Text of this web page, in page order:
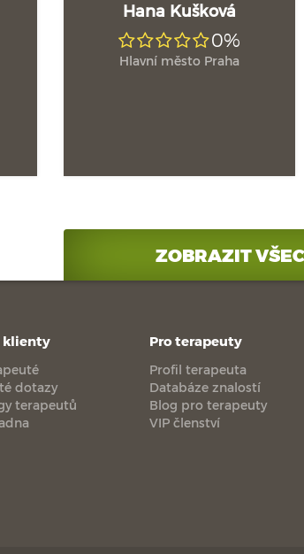
Hana Kušková
0%
Hlavní město Praha
ZOBRAZIT
klienty
dotazy
terapeutů
Pro terapeuty
Profil terapeuta
Databáze znalostí
Blog pro terapeuty
VIP členství